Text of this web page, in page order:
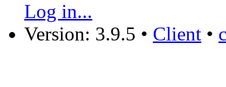
Log in...
Version: 3.9.5 • Client •